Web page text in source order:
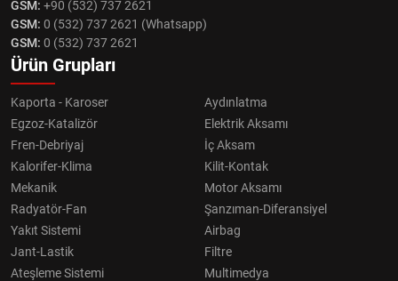
GSM: +90 (532) 737 2621
GSM: 0 (532) 737 2621 (Whatsapp)
GSM: 0 (532) 737 2621
Ürün Grupları
Kaporta - Karoser
Aydınlatma
Egzoz-Katalizör
Elektrik Aksamı
Fren-Debriyaj
İç Aksam
Kalorifer-Klima
Kilit-Kontak
Mekanik
Motor Aksamı
Radyatör-Fan
Şanzıman-Diferansiyel
Yakıt Sistemi
Airbag
Jant-Lastik
Filtre
Ateşleme Sistemi
Multimedya